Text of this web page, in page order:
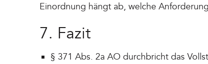
Einordnung hängt ab, welche
7. Fazit
§ 371 Abs. 2a AO durchbricht das